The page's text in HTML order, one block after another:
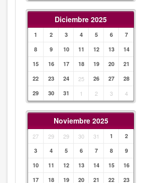
Diciembre 2025
1 2 3 4 5 6
7
8
9 10 11 12 13
14
15
16 17 18 19 20
21
22
23 24 25 26 27
28
29
30 31 1 2 3 4
Noviembre 2025
27 29 29 30 31 1
2
3
4 5 6 7 8
9
10
11 12 13 14 15
16
17
18 19 20 21 22
23